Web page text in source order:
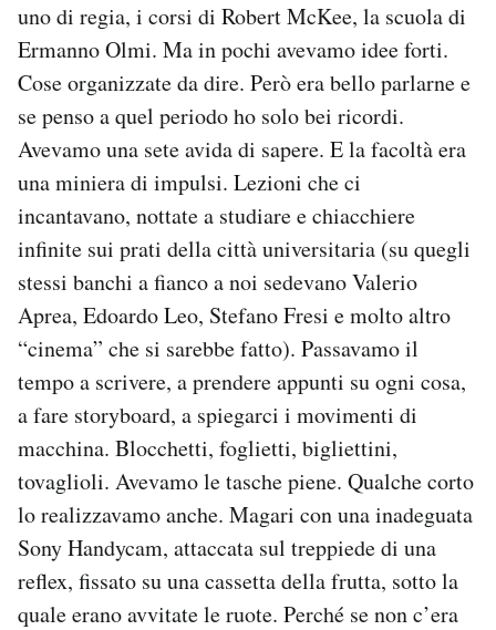
uno di regia, i corsi di Robert McKee, la scuola di
Ermanno Olmi. Ma in pochi avevamo idee forti.
Cose organizzate da dire. Però era bello parlarne e
se penso a quel periodo ho solo bei ricordi.
Avevamo una sete avida di sapere. E la facoltà era
una miniera di impulsi. Lezioni che ci
incantavano, nottate a studiare e chiacchiere
infinite sui prati della città universitaria (su quegli
stessi banchi a fianco a noi sedevano Valerio
Aprea, Edoardo Leo, Stefano Fresi e molto altro
“cinema” che si sarebbe fatto). Passavamo il
tempo a scrivere, a prendere appunti su ogni cosa,
a fare storyboard, a spiegarci i movimenti di
macchina. Blocchetti, foglietti, bigliettini,
tovaglioli. Avevamo le tasche piene. Qualche corto
lo realizzavamo anche. Magari con una inadeguata
Sony Handycam, attaccata sul treppiede di una
reflex, fissato su una cassetta della frutta, sotto la
quale erano avvitate le ruote. Perché se non c’era